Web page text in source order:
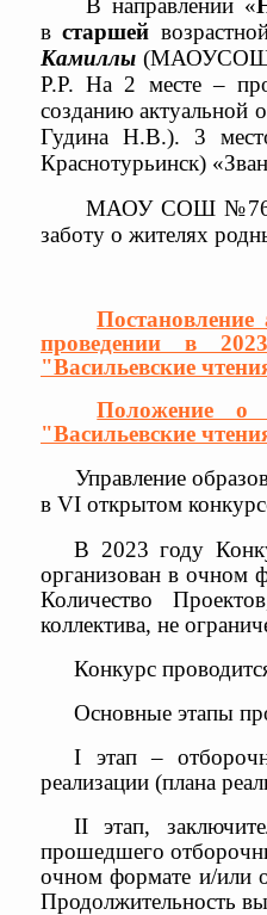
В направлении «
в старшей
Камиллы(МАОУСОШ
Р.Р. На 2 месте –
созданию актуальной
Гудина Н.В.). 3
Краснотурьинск)
МАОУ СОШ №76
заботу о жителях
проведении в
"Васильевские
Положение о
"Васильевские
Управление
в VI открытом
В 2023 году
организован в очном
Количество
коллектива, не
Конкурс
Основные этапы
I этап –
реализации (плана
II этап,
прошедшего
очном формате и/или
Продолжительность